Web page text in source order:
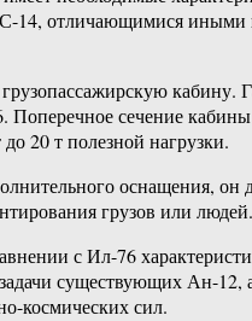
отличающимися иными
кабину.
сечение
20 т полезной нагрузки.
оснащения,
грузов или людей.
с Ил-76
существующих Ан-
космических сил.